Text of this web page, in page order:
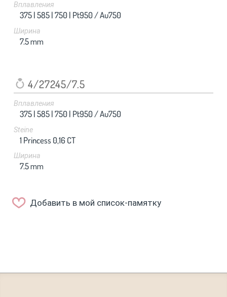
Вплавления
375 |585 |750 | Pt950 / Au750
Ширина
7.5mm
4/27245/7.5
Вплавления
375 |585 |750 | Pt950 / Au750
Steine
1 Princess 0,16 CT
Ширина
7.5mm
Добавить в мой список-памятку